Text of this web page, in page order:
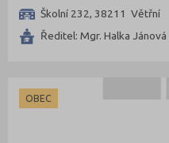
Školní 232, 38211 Větřní
Ředitel: Mgr. Halka Jánová
OBEC